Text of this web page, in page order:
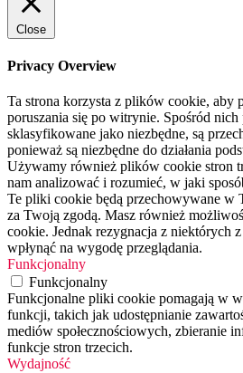
Close
Privacy Overview
Ta strona korzysta z plików cookie, aby
poruszania się po witrynie. Spośród
sklasyfikowane jako niezbędne, są
ponieważ są niezbędne do działania
Używamy również plików cookie stron
nam analizować i rozumieć, w jaki
Te pliki cookie będą przechowywane w
za Twoją zgodą. Masz również
cookie. Jednak rezygnacja z niektórych
wpłynąć na wygodę przeglądania.
Funkcjonalny
Funkcjonalny
Funkcjonalne pliki cookie pomagają w
funkcji, takich jak udostępnianie
mediów społecznościowych, zbieranie
funkcje stron trzecich.
Wydajność